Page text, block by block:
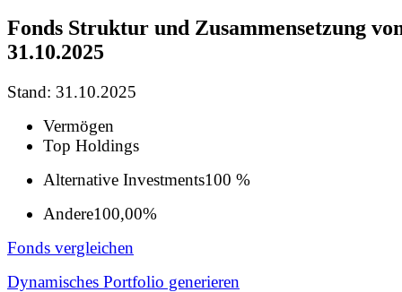
Fonds Struktur und Zusammensetzung
31.10.2025
Stand: 31.10.2025
Vermögen
Top Holdings
Alternative Investments100 %
Andere100,00%
Fonds vergleichen
Dynamisches Portfolio generieren